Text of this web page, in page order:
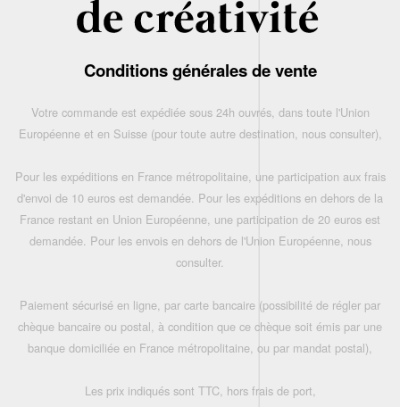
Conditions générales de vente
Votre commande est expédiée sous 24h ouvrés, dans toute l'Union
Européenne et en Suisse (pour toute autre destination, nous consulter),
Pour les expéditions en France métropolitaine, une participation aux frais
d'envoi de 10 euros est demandée. Pour les expéditions en dehors de la
France restant en Union Européenne, une participation de 20 euros est
demandée. Pour les envois en dehors de l'Union Européenne, nous
consulter.
Paiement sécurisé en ligne, par carte bancaire (possibilité de régler par
chèque bancaire ou postal, à condition que ce chèque soit émis par une
banque domiciliée en France métropolitaine, ou par mandat postal),
Les prix indiqués sont TTC, hors frais de port,